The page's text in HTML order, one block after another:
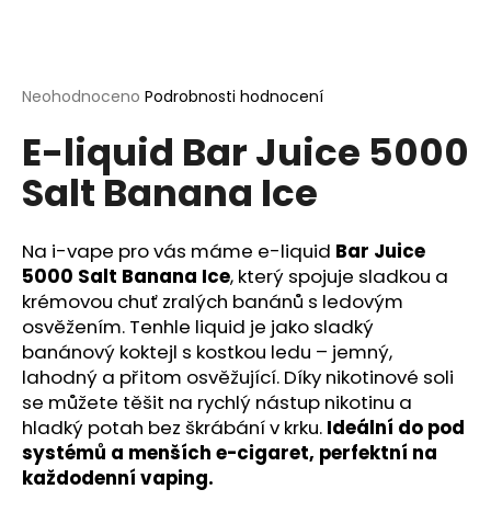
Průměrné
produktu
je
0,0
z
hvězdiček.
Neohodnoceno Podrobnosti hodnocení
E-liquid Bar Juice 5000
Salt Banana Ice
Na i-vape pro vás máme e-liquid Bar Juice
5000 Salt Banana Ice, který spojuje sladkou a
krémovou chuť zralých banánů s ledovým
osvěžením. Tenhle liquid je jako sladký
banánový koktejl s kostkou ledu – jemný,
lahodný a přitom osvěžující. Díky nikotinové soli
se můžete těšit na rychlý nástup nikotinu a
hladký potah bez škrábání v krku. Ideální do pod
systémů a menších e-cigaret, perfektní na
každodenní vaping.
í
t
?
HLEDAT
D
o
p
o
r
u
č